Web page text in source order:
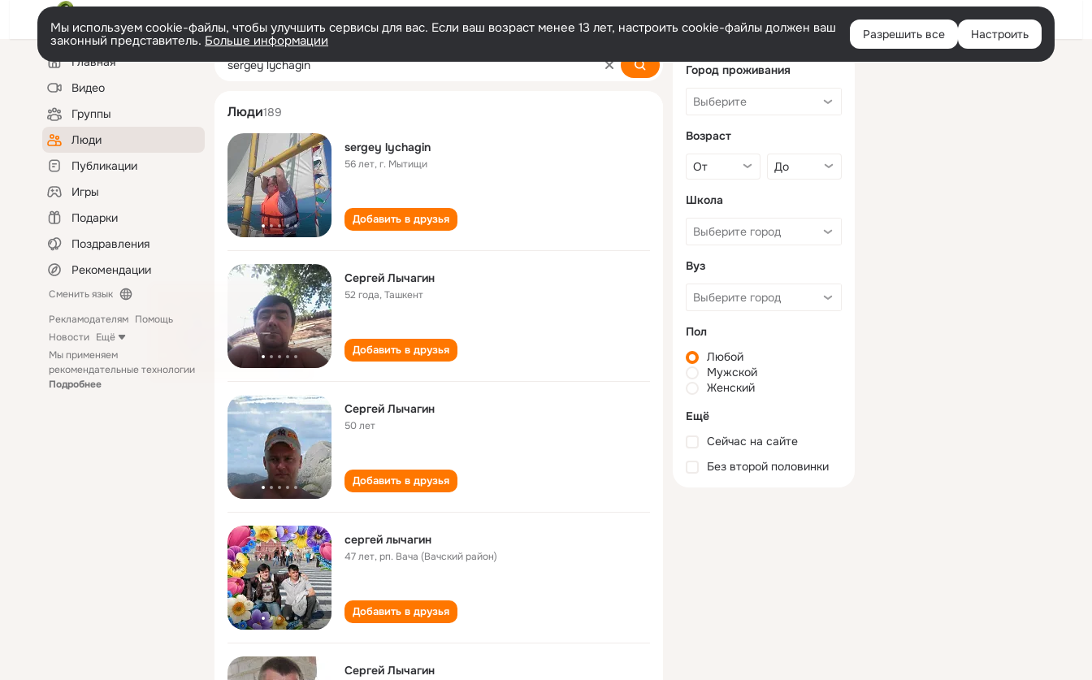
Войти
Мы используем cookie-файлы, чтобы улучшить сервисы для вас. Если ваш возраст менее 13 лет, настроить cookie-файлы должен ваш
законный представитель. Больше информации Разрешить все Настроить
Левая
колонкаГлавная
Видео
Группы
Люди
Публикации
Игры
Подарки
Поздравления
Рекомендации
Сменить язык
Рекламодателям Помощь
Новости Ещё
Мы применяем
рекомендательные технологии
Подробнее
sergey lychagin
Люди189
sergey lychagin
56 лет,г. Мытищи
Добавить в друзья
Сергей Лычагин
52 года,Ташкент
Добавить в друзья
Сергей Лычагин
50 лет
Добавить в друзья
сергей лычагин
47 лет,рп. Вача (Вачский район)
Добавить в друзья
Сергей Лычагин
Город проживания
Возраст
Школа
Вуз
Пол
Любой
Мужской
Женский
Ещё
Сейчас на сайте
Без второй половинки